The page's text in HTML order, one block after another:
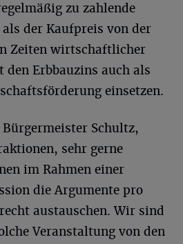
zu zahlende
der Kaufpreis von der
Zeiten wirtschaftlicher
den Erbbauzins auch als
einsetzen.
Schultz,
sehr gerne
im Rahmen einer
die Argumente pro
austauschen. Wir sind
Veranstaltung von den